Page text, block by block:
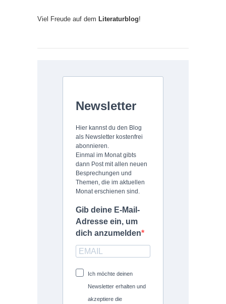
Viel Freude auf dem Literaturblog!
Newsletter
Hier kannst du den Blog
als Newsletter kostenfrei
abonnieren.
Einmal im Monat gibts
dann Post mit allen neuen
Besprechungen und
Themen, die im aktuellen
Monat erschienen sind.
Gib deine E-Mail-
Adresse ein, um
dich anzumelden
Ich möchte deinen
Newsletter erhalten und
akzeptiere die